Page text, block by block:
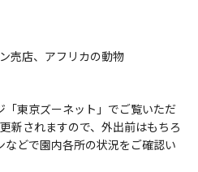
売店、アフリカの動物
東京ズーネット」でご覧いただ
新されますので、外出前はもちろ
どで園内各所の状況をご確認い